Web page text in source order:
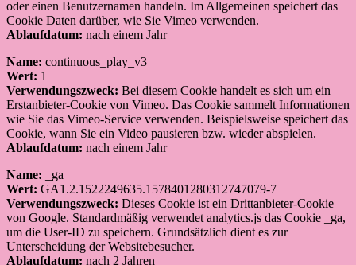
oder einen Benutzernamen handeln. Im Allgemeinen speichert das
Cookie Daten darüber, wie Sie Vimeo verwenden.
Ablaufdatum: nach einem Jahr
Name: continuous_play_v3
Wert: 1
Verwendungszweck: Bei diesem Cookie handelt es sich um ein
Erstanbieter-Cookie von Vimeo. Das Cookie sammelt Informationen
wie Sie das Vimeo-Service verwenden. Beispielsweise speichert das
Cookie, wann Sie ein Video pausieren bzw. wieder abspielen.
Ablaufdatum: nach einem Jahr
Name: _ga
Wert: GA1.2.1522249635.1578401280312747079-7
Verwendungszweck: Dieses Cookie ist ein Drittanbieter-Cookie
von Google. Standardmäßig verwendet analytics.js das Cookie _ga,
um die User-ID zu speichern. Grundsätzlich dient es zur
Unterscheidung der Websitebesucher.
Ablaufdatum: nach 2 Jahren